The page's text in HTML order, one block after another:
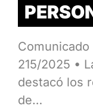
215/2025 •
destacó los
de…